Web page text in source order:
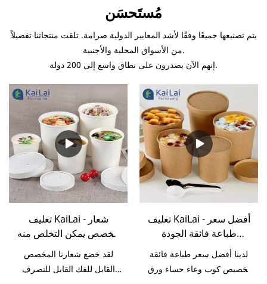
مُستَحسَن
يتم تصنيعها جميعًا وفقًا لأشد المعايير الدولية صرامة. تلقت منتجاتنا تفضيلاً
من الأسواق المحلية والأجنبية.
إنهم الآن يصدرون على نطاق واسع إلى 200 دولة.
تغليف KaiLai - شعار
مخصص يمكن التخلص منه
مع كوب حساء ورقي يمكن
التخلص منه وعاء حساء في
الميكروويف
لقد خضع شعارنا المخصص
القابل للفك القابل للتصرف
تغليف KaiLai - أفضل سعر
طباعة فائقة الجودة
تخصيص كوب وعاء حساء
ورق كرافت بغطاء PP
وغطاء ورق وعاء الحساء
لدينا أفضل سعر طباعة فائقة
تخصيص كوب وعاء حساء ورق